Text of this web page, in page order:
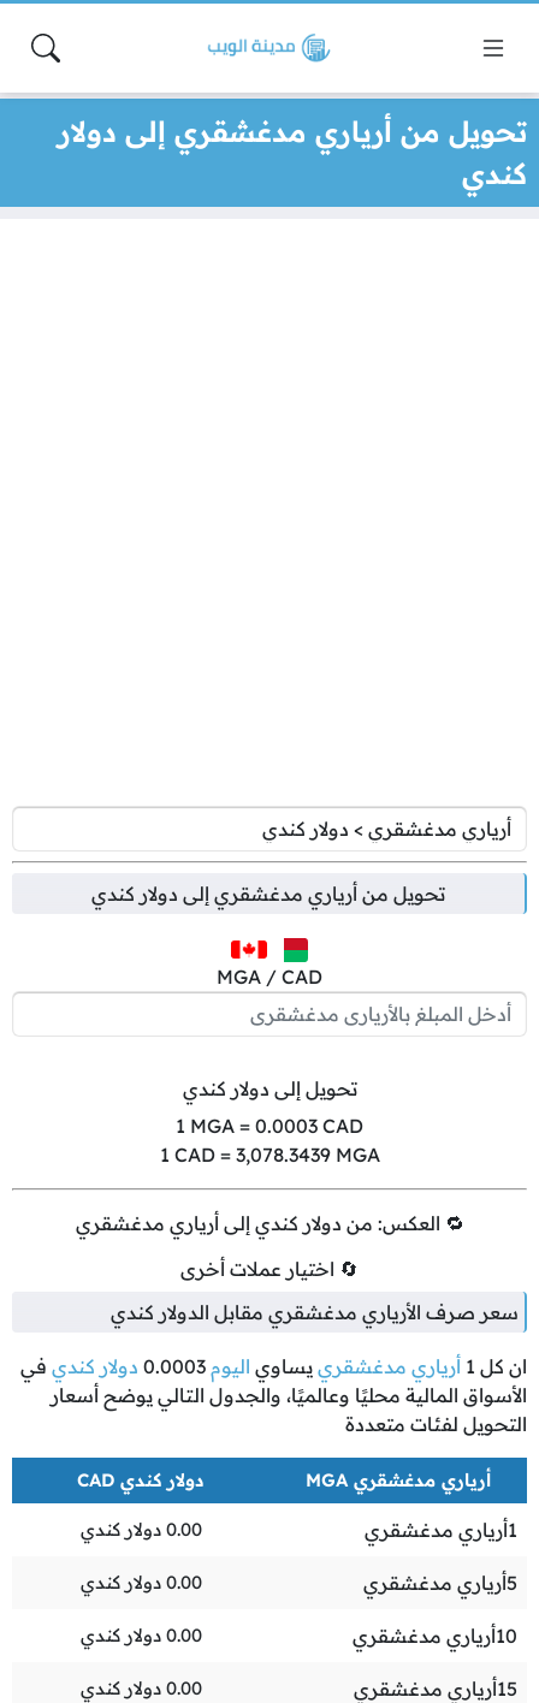
تحويل من أرياري مدغشقري إلى دولار
كندي
تحويل من أرياري مدغشقري إلى دولار كندي
MGA / CAD
تحويل إلى دولار كندي
1 MGA = 0.0003 CAD
1 CAD = 3,078.3439MGA
🔁 العكس: من دولار كندي إلى أرياري مدغشقري
🔄 اختيار عملات أخرى
سعر صرف الأرياري مدغشقري مقابل الدولار كندي
ان كل 1 أرياري مدغشقري يساوي اليوم 0.0003 دولار كندي في
الأسواق المالية محليًا وعالميًا، والجدول التالي يوضح أسعار
التحويل لفئات متعددة
أرياري مدغشقري MGA دولار كندي CAD
1أرياري مدغشقري 0.00 دولار كندي
5أرياري مدغشقري 0.00 دولار كندي
10أرياري مدغشقري 0.00 دولار كندي
15أرياري مدغشقري 0.00 دولار كندي